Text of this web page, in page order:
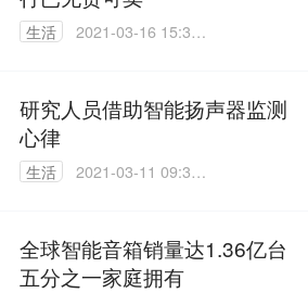
生活
2021-03-16 15:34:
研究人员借助智能扬声器监测
心律
生活
2021-03-11 09:34:
全球智能音箱销量达1.36亿台
五分之一家庭拥有